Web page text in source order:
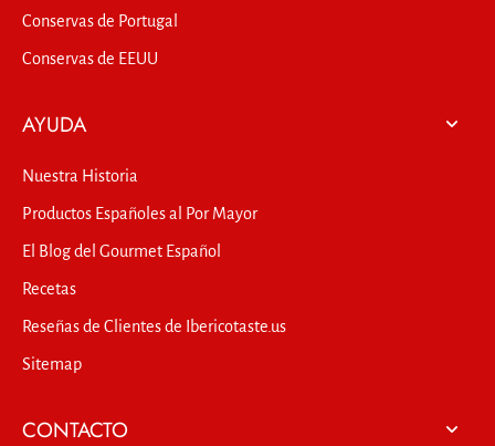
Conservas de Portugal
Conservas de EEUU
AYUDA
Nuestra Historia
Productos Españoles al Por Mayor
El Blog del Gourmet Español
Recetas
Reseñas de Clientes de Ibericotaste.us
Sitemap
CONTACTO